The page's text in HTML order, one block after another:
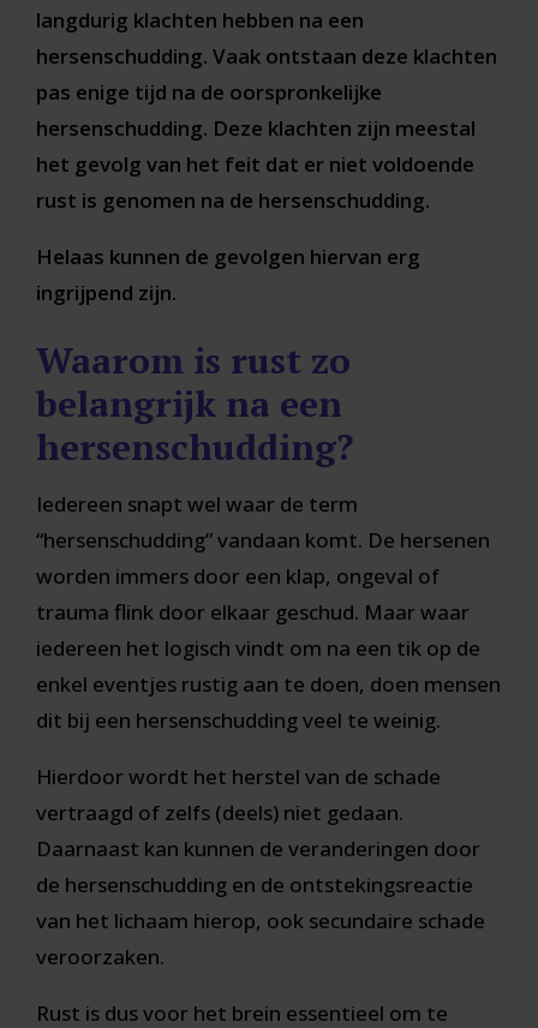
langdurig klachten hebben na een
hersenschudding. Vaak ontstaan deze klachten
pas enige tijd na de oorspronkelijke
hersenschudding. Deze klachten zijn meestal
het gevolg van het feit dat er niet voldoende
rust is genomen na de hersenschudding.
Helaas kunnen de gevolgen hiervan erg
ingrijpend zijn.
Waarom is rust zo
belangrijk na een
hersenschudding?
Iedereen snapt wel waar de term
“hersenschudding” vandaan komt. De hersenen
worden immers door een klap, ongeval of
trauma flink door elkaar geschud. Maar waar
iedereen het logisch vindt om na een tik op de
enkel eventjes rustig aan te doen, doen mensen
dit bij een hersenschudding veel te weinig.
Hierdoor wordt het herstel van de schade
vertraagd of zelfs (deels) niet gedaan.
Daarnaast kan kunnen de veranderingen door
de hersenschudding en de ontstekingsreactie
van het lichaam hierop, ook secundaire schade
veroorzaken.
Rust is dus voor het brein essentieel om te